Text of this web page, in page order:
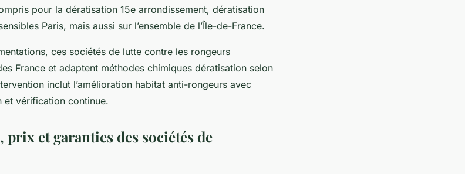
pour la dératisation 15e arrondissement, dératisation
Paris, mais aussi sur l’ensemble de l’Île-de-France.
ces sociétés de lutte contre les rongeurs
France et adaptent méthodes chimiques dératisation selon
inclut l’amélioration habitat anti-rongeurs avec
et vérification continue.
prix et garanties des sociétés de